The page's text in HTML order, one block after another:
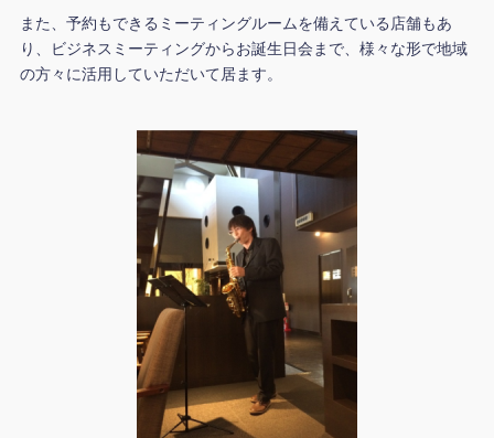
また、予約もできるミーティングルームを備えている店舗もあ
り、ビジネスミーティングからお誕生日会まで、様々な形で地域
の方々に活用していただいて居ます。